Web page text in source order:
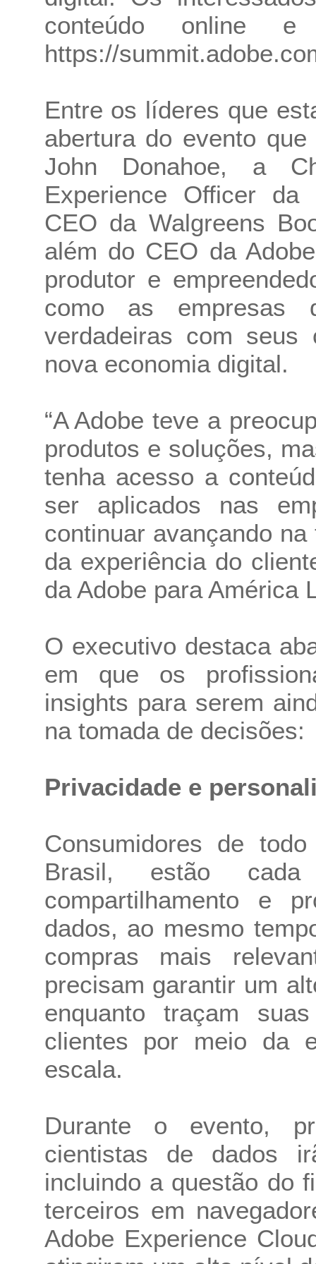
conteúdo online e
https://
Entre os líderes que
abertura do evento
John Donahoe, a
Experience Officer
CEO da Walgreens
além do CEO da
produtor e
como as empresas
verdadeiras com seus
nova economia digital.
“A Adobe teve a
produtos e soluções,
tenha acesso a
ser aplicados nas
continuar avançando
da experiência do
da Adobe para América
O executivo destaca
em que os
insights para serem
na tomada de decisões:
Privacidade e
Consumidores de
Brasil, estão
compartilhamento e
dados, ao mesmo
compras mais
precisam garantir um
enquanto traçam
clientes por meio da
escala.
Durante o evento,
cientistas de dados
incluindo a questão do
terceiros em
Adobe Experience